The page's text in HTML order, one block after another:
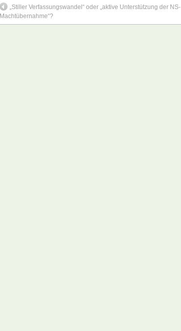
„Stiller Verfassungswandel“ oder „aktive Unterstützung der NS-
Machtübernahme“?